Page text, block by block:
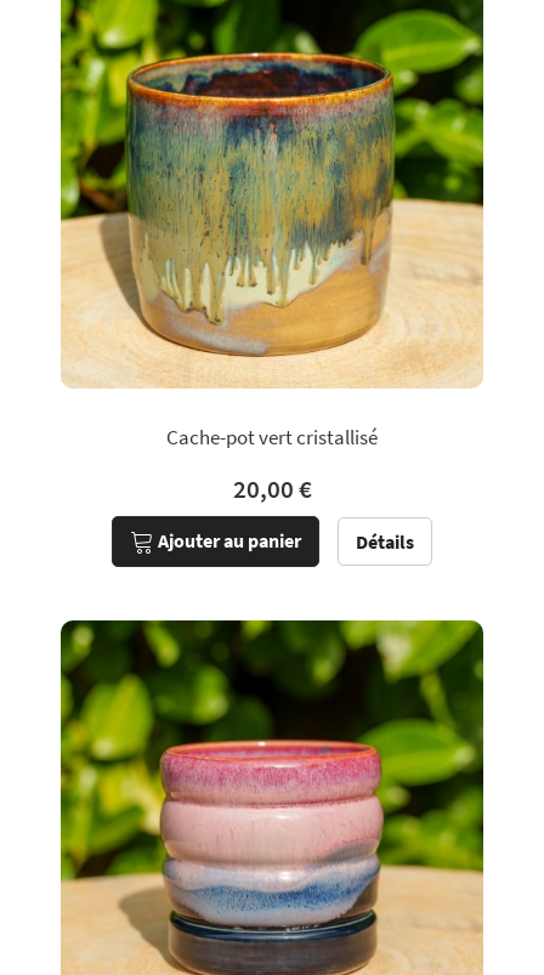
Cache-pot vert cristallisé
20,00 €
Ajouter au panier Détails